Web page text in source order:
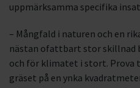
uppmärksamma specifika
– Mångfald i naturen och en
nästan ofattbart stor skillnad
och för klimatet i stort.
gräset på en ynka